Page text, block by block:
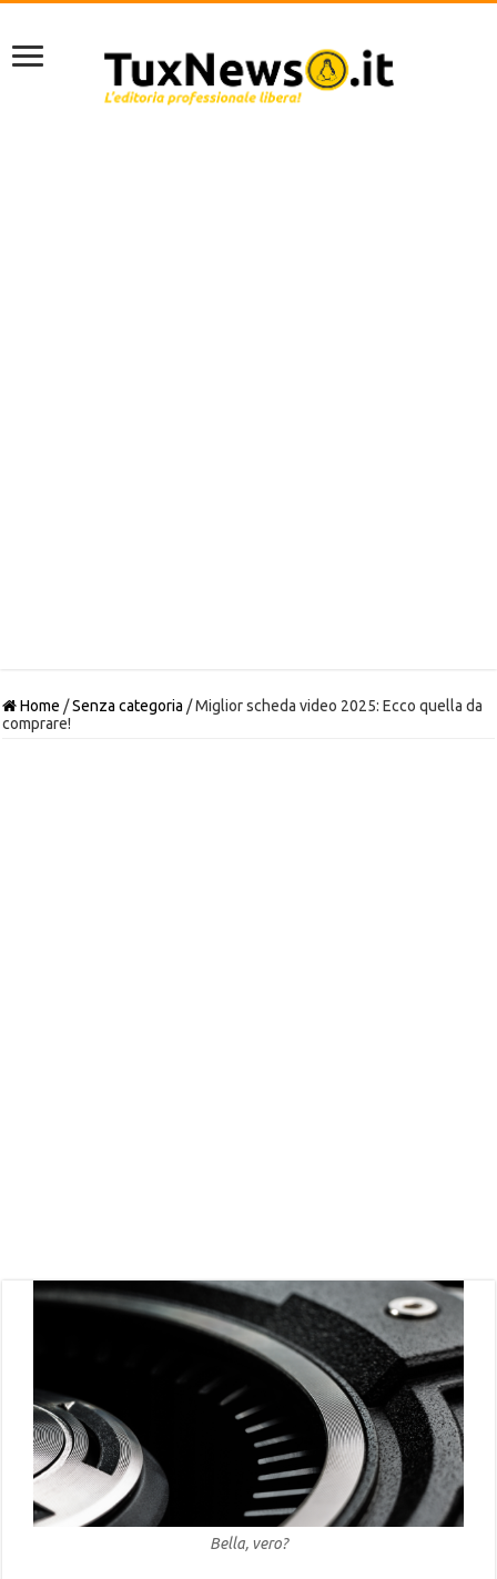
Home /Senza categoria /Miglior scheda video 2025: Ecco quella da
comprare!
Bella, vero?